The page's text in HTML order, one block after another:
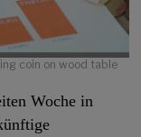
coin on wood table
Woche in